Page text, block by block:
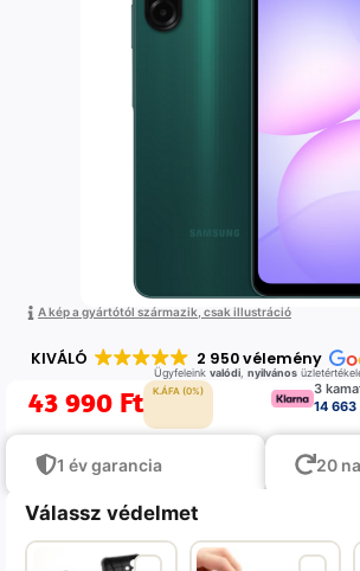
A kép a gyártótól származik, csak illustráció
KIVÁLÓ 2 950 vélemény
Ügyfeleink valódi, nyilvános
43 990 Ft K.ÁFA (0%)
3
14 663
1 év garancia 20
Válassz védelmet